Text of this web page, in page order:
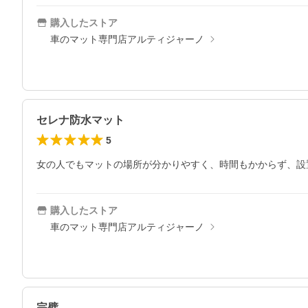
購入したストア
車のマット専門店アルティジャーノ
セレナ防水マット
5
女の人でもマットの場所が分かりやすく、時間もかからず、
購入したストア
車のマット専門店アルティジャーノ